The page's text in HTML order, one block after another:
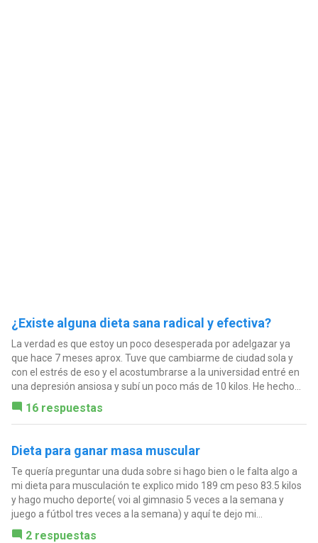
¿Existe alguna dieta sana radical y efectiva?
La verdad es que estoy un poco desesperada por adelgazar ya
que hace 7 meses aprox. Tuve que cambiarme de ciudad sola y
con el estrés de eso y el acostumbrarse a la universidad entré en
una depresión ansiosa y subí un poco más de 10 kilos. He hecho...
16 respuestas
Dieta para ganar masa muscular
Te quería preguntar una duda sobre si hago bien o le falta algo a
mi dieta para musculación te explico mido 189 cm peso 83.5 kilos
y hago mucho deporte( voi al gimnasio 5 veces a la semana y
juego a fútbol tres veces a la semana) y aquí te dejo mi...
2 respuestas